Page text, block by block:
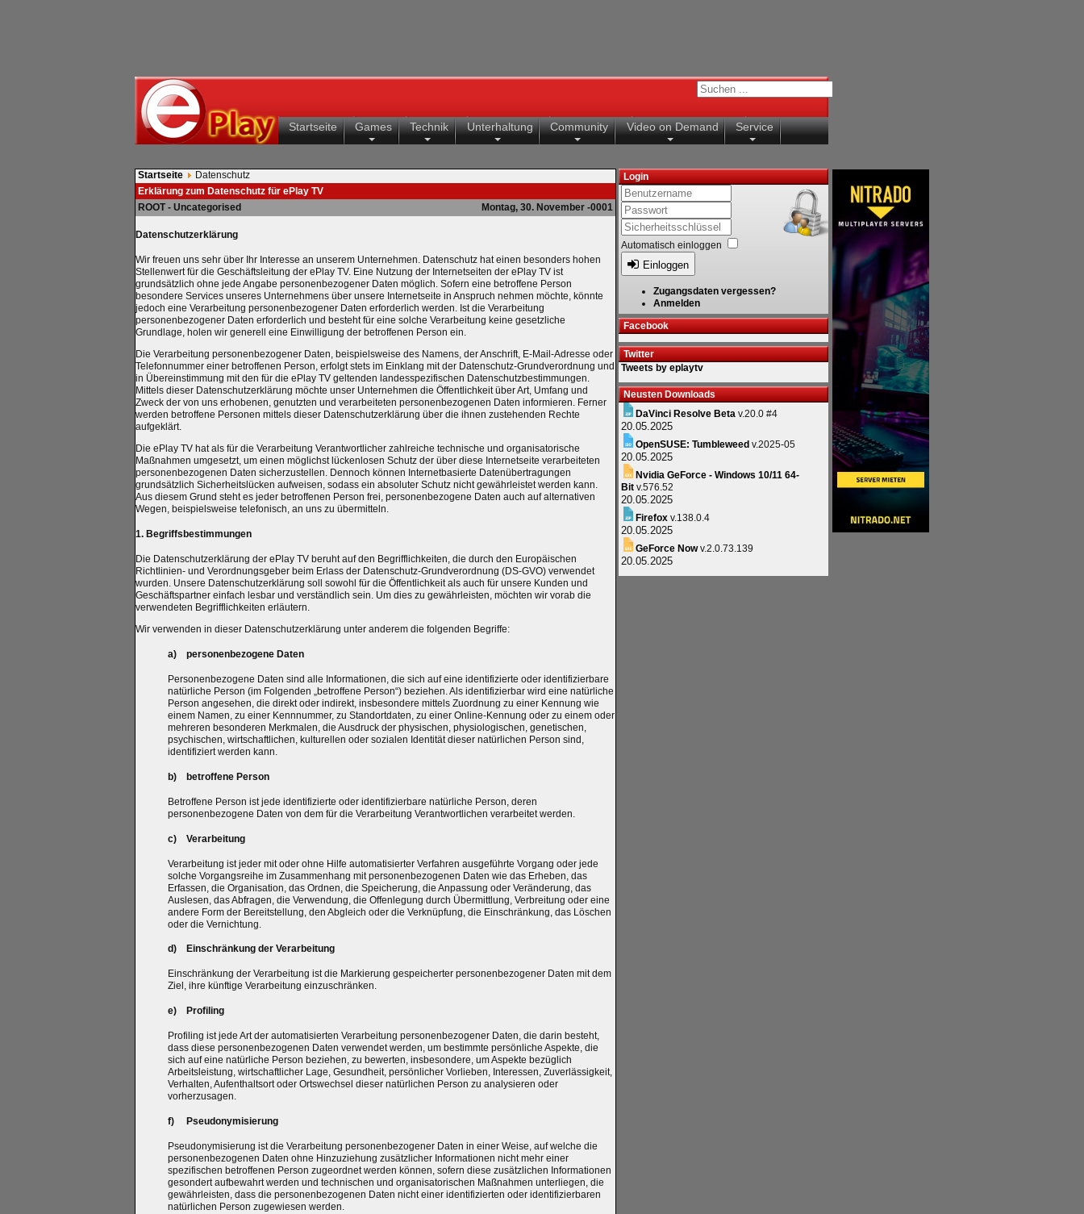
Startseite Games Technik Unterhaltung Community Video on Demand Service
Startseite
Datenschutz
Erklärung zum Datenschutz für ePlay TV
ROOT - Uncategorised
Montag, 30. November -0001
Datenschutzerklärung
Wir freuen uns sehr über Ihr Interesse an unserem Unternehmen. Datenschutz hat einen besonders hohen
Stellenwert für die Geschäftsleitung der ePlay TV. Eine Nutzung der Internetseiten der ePlay TV ist
grundsätzlich ohne jede Angabe personenbezogener Daten möglich. Sofern eine betroffene Person
besondere Services unseres Unternehmens über unsere Internetseite in Anspruch nehmen möchte, könnte
jedoch eine Verarbeitung personenbezogener Daten erforderlich werden. Ist die Verarbeitung
personenbezogener Daten erforderlich und besteht für eine solche Verarbeitung keine gesetzliche
Grundlage, holen wir generell eine Einwilligung der betroffenen Person ein.
Die Verarbeitung personenbezogener Daten, beispielsweise des Namens, der Anschrift, E-Mail-Adresse oder
Telefonnummer einer betroffenen Person, erfolgt stets im Einklang mit der Datenschutz-Grundverordnung und
in Übereinstimmung mit den für die ePlay TV geltenden landesspezifischen Datenschutzbestimmungen.
Mittels dieser Datenschutzerklärung möchte unser Unternehmen die Öffentlichkeit über Art, Umfang und
Zweck der von uns erhobenen, genutzten und verarbeiteten personenbezogenen Daten informieren. Ferner
werden betroffene Personen mittels dieser Datenschutzerklärung über die ihnen zustehenden Rechte
aufgeklärt.
Die ePlay TV hat als für die Verarbeitung Verantwortlicher zahlreiche technische und organisatorische
Maßnahmen umgesetzt, um einen möglichst lückenlosen Schutz der über diese Internetseite verarbeiteten
personenbezogenen Daten sicherzustellen. Dennoch können Internetbasierte Datenübertragungen
grundsätzlich Sicherheitslücken aufweisen, sodass ein absoluter Schutz nicht gewährleistet werden kann.
Aus diesem Grund steht es jeder betroffenen Person frei, personenbezogene Daten auch auf alternativen
Wegen, beispielsweise telefonisch, an uns zu übermitteln.
1. Begriffsbestimmungen
Die Datenschutzerklärung der ePlay TV beruht auf den Begrifflichkeiten, die durch den Europäischen
Richtlinien- und Verordnungsgeber beim Erlass der Datenschutz-Grundverordnung (DS-GVO) verwendet
wurden. Unsere Datenschutzerklärung soll sowohl für die Öffentlichkeit als auch für unsere Kunden und
Geschäftspartner einfach lesbar und verständlich sein. Um dies zu gewährleisten, möchten wir vorab die
verwendeten Begrifflichkeiten erläutern.
Wir verwenden in dieser Datenschutzerklärung unter anderem die folgenden Begriffe:
a) personenbezogene Daten
Personenbezogene Daten sind alle Informationen, die sich auf eine identifizierte oder identifizierbare
natürliche Person (im Folgenden „betroffene Person“) beziehen. Als identifizierbar wird eine natürliche
Person angesehen, die direkt oder indirekt, insbesondere mittels Zuordnung zu einer Kennung wie
einem Namen, zu einer Kennnummer, zu Standortdaten, zu einer Online-Kennung oder zu einem oder
mehreren besonderen Merkmalen, die Ausdruck der physischen, physiologischen, genetischen,
psychischen, wirtschaftlichen, kulturellen oder sozialen Identität dieser natürlichen Person sind,
identifiziert werden kann.
b) betroffene Person
Betroffene Person ist jede identifizierte oder identifizierbare natürliche Person, deren
personenbezogene Daten von dem für die Verarbeitung Verantwortlichen verarbeitet werden.
c) Verarbeitung
Verarbeitung ist jeder mit oder ohne Hilfe automatisierter Verfahren ausgeführte Vorgang oder jede
solche Vorgangsreihe im Zusammenhang mit personenbezogenen Daten wie das Erheben, das
Erfassen, die Organisation, das Ordnen, die Speicherung, die Anpassung oder Veränderung, das
Auslesen, das Abfragen, die Verwendung, die Offenlegung durch Übermittlung, Verbreitung oder eine
andere Form der Bereitstellung, den Abgleich oder die Verknüpfung, die Einschränkung, das Löschen
oder die Vernichtung.
d) Einschränkung der Verarbeitung
Einschränkung der Verarbeitung ist die Markierung gespeicherter personenbezogener Daten mit dem
Ziel, ihre künftige Verarbeitung einzuschränken.
e) Profiling
Profiling ist jede Art der automatisierten Verarbeitung personenbezogener Daten, die darin besteht,
dass diese personenbezogenen Daten verwendet werden, um bestimmte persönliche Aspekte, die
sich auf eine natürliche Person beziehen, zu bewerten, insbesondere, um Aspekte bezüglich
Arbeitsleistung, wirtschaftlicher Lage, Gesundheit, persönlicher Vorlieben, Interessen, Zuverlässigkeit,
Verhalten, Aufenthaltsort oder Ortswechsel dieser natürlichen Person zu analysieren oder
vorherzusagen.
f) Pseudonymisierung
Pseudonymisierung ist die Verarbeitung personenbezogener Daten in einer Weise, auf welche die
personenbezogenen Daten ohne Hinzuziehung zusätzlicher Informationen nicht mehr einer
spezifischen betroffenen Person zugeordnet werden können, sofern diese zusätzlichen Informationen
gesondert aufbewahrt werden und technischen und organisatorischen Maßnahmen unterliegen, die
gewährleisten, dass die personenbezogenen Daten nicht einer identifizierten oder identifizierbaren
natürlichen Person zugewiesen werden.
Login
Automatisch einloggen
Einloggen
Zugangsdaten vergessen?
Anmelden
Facebook
Twitter
Tweets by eplaytv
Neusten Downloads
DaVinci Resolve Beta v.20.0 #4
20.05.2025
OpenSUSE: Tumbleweed v.2025-05
20.05.2025
Nvidia GeForce - Windows 10/11 64-
Bit v.576.52
20.05.2025
Firefox v.138.0.4
20.05.2025
GeForce Nowv.2.0.73.139
20.05.2025